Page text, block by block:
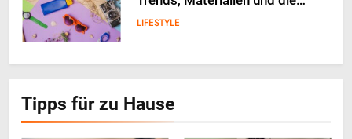
Weinpakete, die Stimmung und
Anlass perfekt treffen
Die Bedeutung von
Tipps für zu Hause